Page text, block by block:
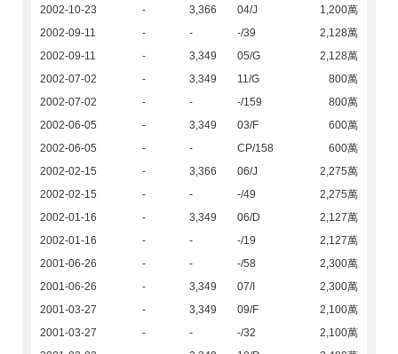
2002-10-23
- 3,366 04/J
1,200萬
2002-09-11
- - -/39
2,128萬
2002-09-11
- 3,349 05/G
2,128萬
2002-07-02
- 3,349 11/G
800萬
2002-07-02
- - -/159
800萬
2002-06-05
- 3,349 03/F
600萬
2002-06-05
- - CP/158
600萬
2002-02-15
- 3,366 06/J
2,275萬
2002-02-15
- - -/49
2,275萬
2002-01-16
- 3,349 06/D
2,127萬
2002-01-16
- - -/19
2,127萬
2001-06-26
- - -/58
2,300萬
2001-06-26
- 3,349 07/I
2,300萬
2001-03-27
- 3,349 09/F
2,100萬
2001-03-27
- - -/32
2,100萬